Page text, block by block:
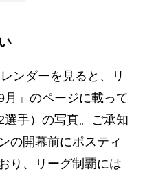
ンダーを見ると、リ
」のページに載って
手）の写真。ご承知
の開幕前にポスティ
り、リーグ制覇には